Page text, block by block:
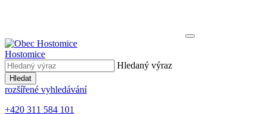
Hostomice
Hledaný výraz
Hledat
rozšířené vyhledávání
+420 311 584 101